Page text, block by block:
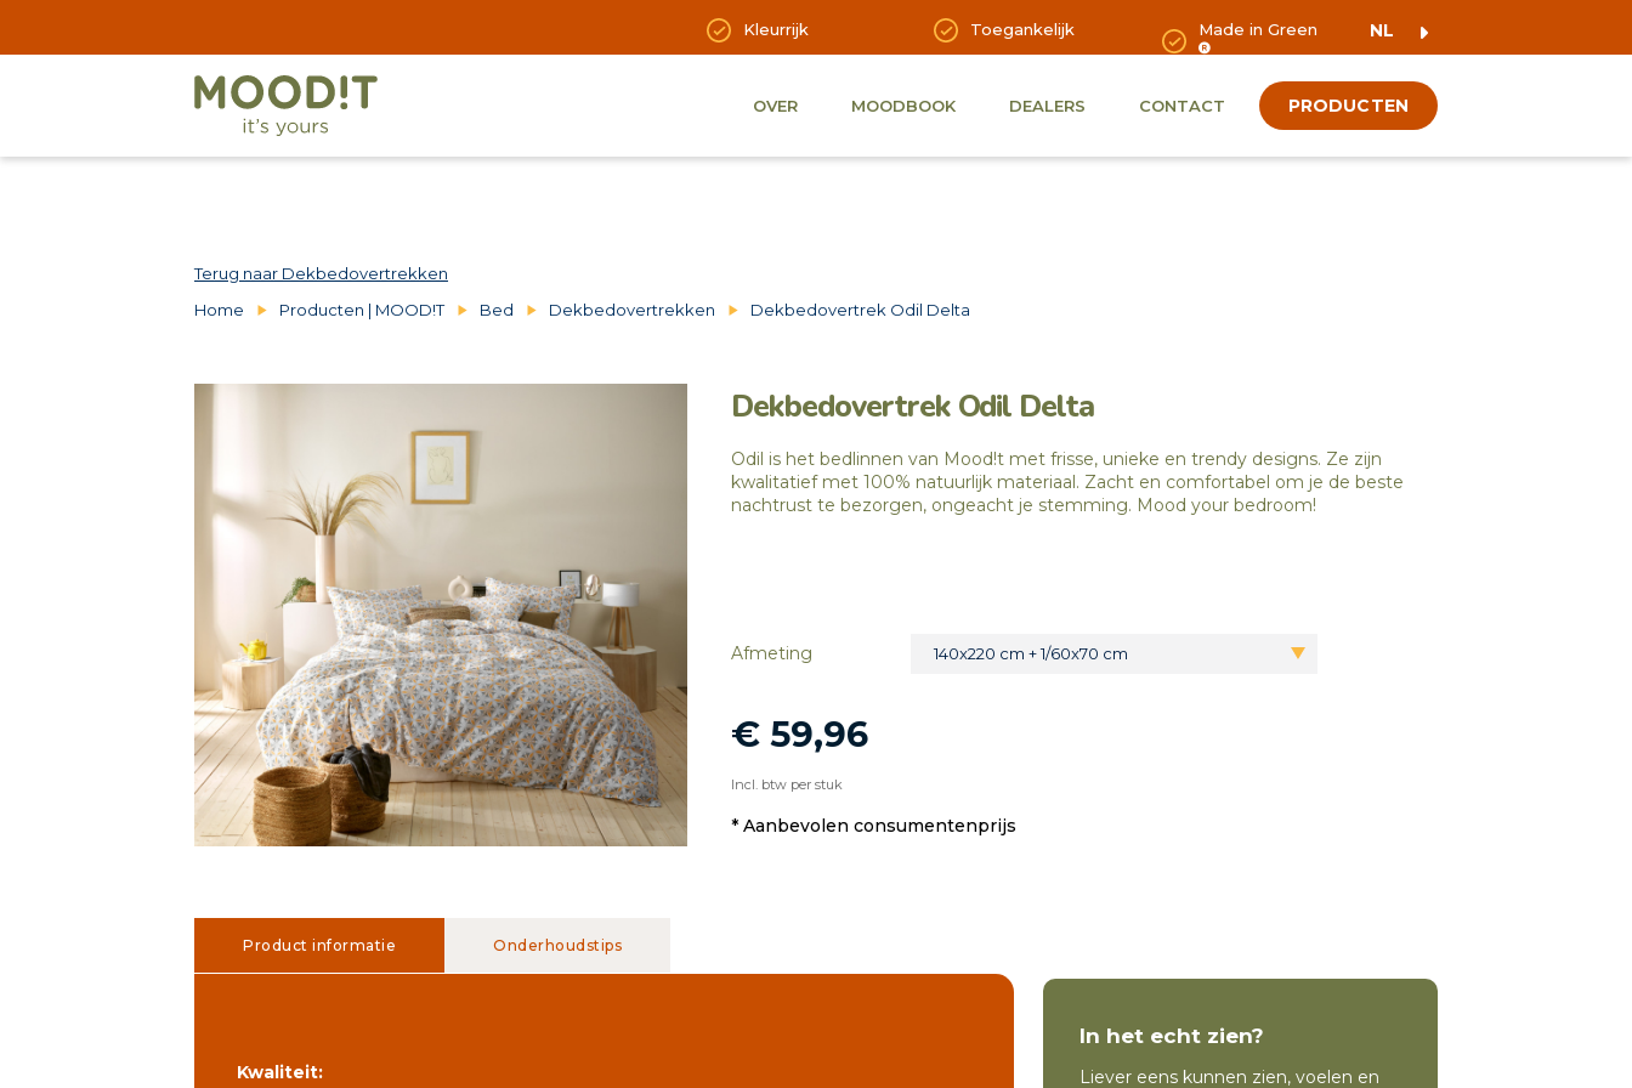
Kleurrijk Toegankelijk Made in Green NL
OVER MOODBOOK DEALERS CONTACT PRODUCTEN
Terug naar Dekbedovertrekken
Home
Producten | MOOD!T Bed Dekbedovertrekken Dekbedovertrek Odil Delta
Dekbedovertrek Odil Delta
Odil is het bedlinnen van Mood!t met frisse, unieke en trendy designs. Ze zijn
kwalitatief met 100% natuurlijk materiaal. Zacht en comfortabel om je de beste
nachtrust te bezorgen, ongeacht je stemming. Mood your bedroom!
Afmeting 140x220 cm + 1/60x70 cm
€ 59,96
Incl. btw per stuk
* Aanbevolen consumentenprijs
Product informatie Onderhoudstips
Kwaliteit:
In het echt zien?
Liever eens kunnen zien, voelen en